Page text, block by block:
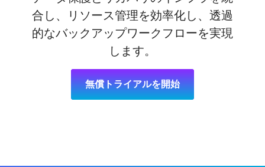
合し、リソース管理を効率化し、透過
的なバックアップワークフローを実現
します。
無償トライアルを開始